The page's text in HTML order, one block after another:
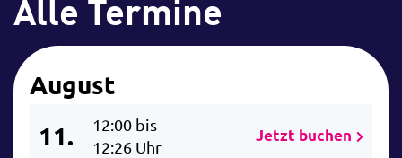
August
11.
12:00 bis
12:26 Uhr
Jetzt buchen